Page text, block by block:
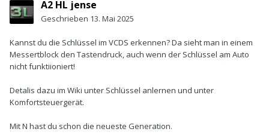
A2 HL jense
Geschrieben 13. Mai 2025
Kannst du die Schlüssel im VCDS erkennen? Da sieht man in einem
Messertblock den Tastendruck, auch wenn der Schlüssel am Auto
nicht funktiioniert!
Detalis dazu im Wiki unter Schlüssel anlernen und unter
Komfortsteuergerät.
Mit N hast du schon die neueste Generation.